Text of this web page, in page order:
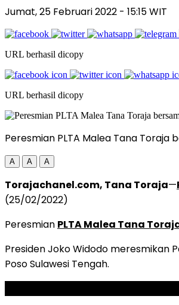
Jumat, 25 Februari 2022 - 15:15 WIT
URL berhasil dicopy
URL berhasil dicopy
Peresmian PLTA Malea Tana Toraja
A A A
Torajachanel.com, Tana Toraja—
(25/02/2022)
Peresmian PLTA Malea Tana
Presiden Joko Widodo meresmikan
Poso Sulawesi Tengah.